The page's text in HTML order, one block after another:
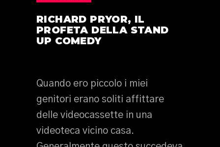
RICHARD PRYOR, IL
PROFETA DELLA STAND
UP COMEDY
Quando ero piccolo i miei
genitori erano soliti affittare
delle videocassette in una
videoteca vicino casa.